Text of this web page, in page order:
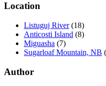
Location
Listuguj River(18)
Anticosti Island (8)
Miguasha (7)
Sugarloaf Mountain, NB
Author